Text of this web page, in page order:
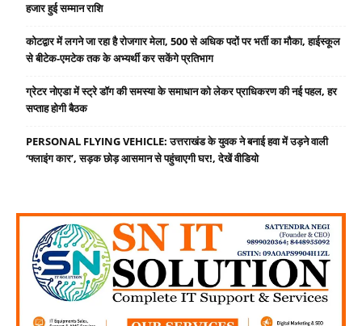
हजार हुई सम्मान राशि
कोटद्वार में लगने जा रहा है रोजगार मेला, 500 से अधिक पदों पर भर्ती का मौका, हाईस्कूल
से बीटेक-एमटेक तक के अभ्यर्थी कर सकेंगे प्रतिभाग
ग्रेटर नोएडा में स्ट्रे डॉग की समस्या के समाधान को लेकर प्राधिकरण की नई पहल, हर
सप्ताह होगी बैठक
PERSONAL FLYING VEHICLE: उत्तराखंड के युवक ने बनाई हवा में उड़ने वाली
‘फ्लाइंग कार’, सड़क छोड़ आसमान से पहुंचाएगी घर!, देखें वीडियो